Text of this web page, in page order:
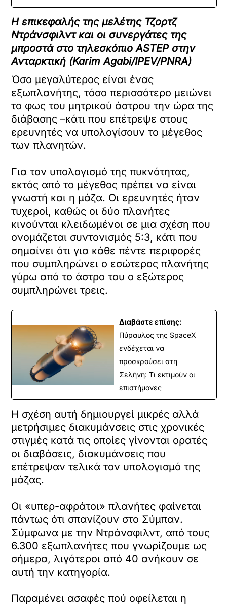
Η επικεφαλής της μελέτης Τζορτζ
Ντράνσφιλντ και οι συνεργάτες της
μπροστά στο τηλεσκόπιο ASTEP στην
Ανταρκτική (Karim Agabi/IPEV/PNRA)
Όσο μεγαλύτερος είναι ένας
εξωπλανήτης, τόσο περισσότερο μειώνει
το φως του μητρικού άστρου την ώρα της
διάβασης –κάτι που επέτρεψε στους
ερευνητές να υπολογίσουν το μέγεθος
των πλανητών.
Για τον υπολογισμό της πυκνότητας,
εκτός από το μέγεθος πρέπει να είναι
γνωστή και η μάζα. Οι ερευνητές ήταν
τυχεροί, καθώς οι δύο πλανήτες
κινούνται κλειδωμένοι σε μια σχέση που
ονομάζεται συντονισμός 5:3, κάτι που
σημαίνει ότι για κάθε πέντε περιφορές
που συμπληρώνει ο εσώτερος πλανήτης
γύρω από το άστρο του ο εξώτερος
συμπληρώνει τρεις.
Διαβάστε επίσης:
Πύραυλος της SpaceX
ενδέχεται να
προσκρούσει στη
Σελήνη: Τι εκτιμούν οι
επιστήμονες
Η σχέση αυτή δημιουργεί μικρές αλλά
μετρήσιμες διακυμάνσεις στις χρονικές
στιγμές κατά τις οποίες γίνονται ορατές
οι διαβάσεις, διακυμάνσεις που
επέτρεψαν τελικά τον υπολογισμό της
μάζας.
Οι «υπερ-αφράτοι» πλανήτες φαίνεται
πάντως ότι σπανίζουν στο Σύμπαν.
Σύμφωνα με την Ντράνσφιλντ, από τους
6.300 εξωπλανήτες που γνωρίζουμε ως
σήμερα, λιγότεροι από 40 ανήκουν σε
αυτή την κατηγορία.
Παραμένει ασαφές πού οφείλεται η